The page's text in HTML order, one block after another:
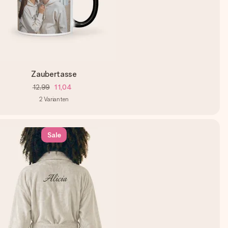
Zaubertasse
12,99 11,04
2 Varianten
Sale